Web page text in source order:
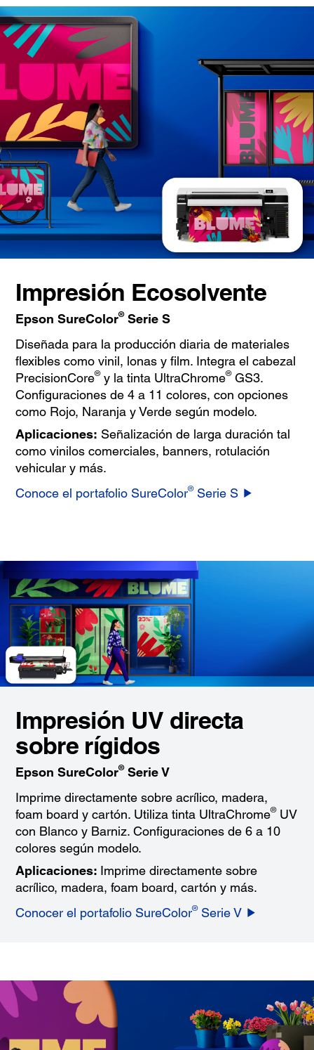
Impresión Ecosolvente
Epson SureColor®Serie S
Diseñada para la producción diaria de materiales
flexibles como vinil, lonas y film. Integra el cabezal
PrecisionCore®y la tinta UltraChrome®GS3.
Configuraciones de 4 a 11 colores, con opciones
como Rojo, Naranja y Verde según modelo.
Aplicaciones: Señalización de larga duración tal
como vinilos comerciales, banners, rotulación
vehicular y más.
Conoce el portafolio SureColor®Serie S
Impresión UV directa
sobre rígidos
Epson SureColor®Serie V
Imprime directamente sobre acrílico, madera,
foam board y cartón. Utiliza tinta UltraChrome®UV
con Blanco y Barniz. Configuraciones de 6 a 10
colores según modelo.
Aplicaciones: Imprime directamente sobre
acrílico, madera, foam board, cartón y más.
Conocer el portafolio SureColor®Serie V